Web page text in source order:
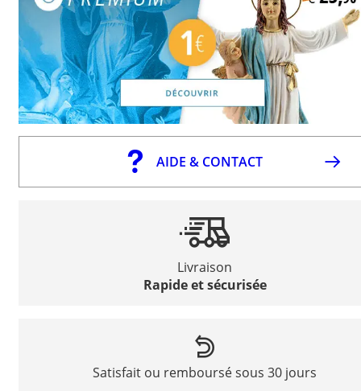
AIDE & CONTACT
Livraison
Rapide et sécurisée
Satisfait ou remboursé sous 30 jours